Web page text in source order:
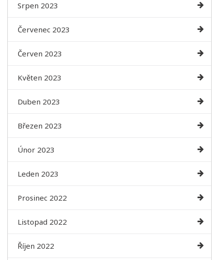
Srpen 2023
Červenec 2023
Červen 2023
Květen 2023
Duben 2023
Březen 2023
Únor 2023
Leden 2023
Prosinec 2022
Listopad 2022
Říjen 2022